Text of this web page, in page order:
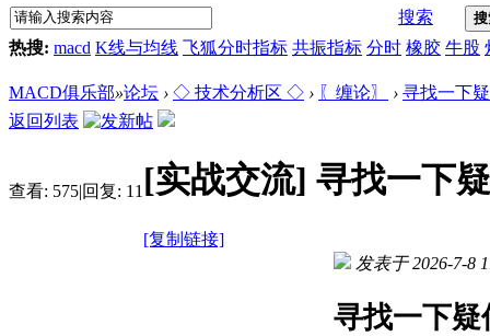
搜索
热搜: macd K线与均线 飞狐分时指标 共振指标 分时 橡胶 牛股
MACD俱乐部»论坛 › ◇ 技术分析区 ◇ › 〖缠论〗 › 寻找一下
返回列表
查看: 575|回复: 11 [实战交流] 寻找一下
[复制链接]
发表于 2026-7-8
寻找一下